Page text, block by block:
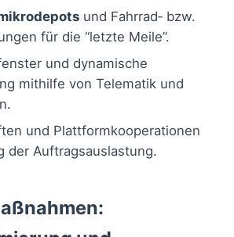
und Fahrrad‑ bzw.
für die “letzte Meile”.
und dynamische
mithilfe von Telematik und
und Plattformkooperationen
der Auftragsauslastung.